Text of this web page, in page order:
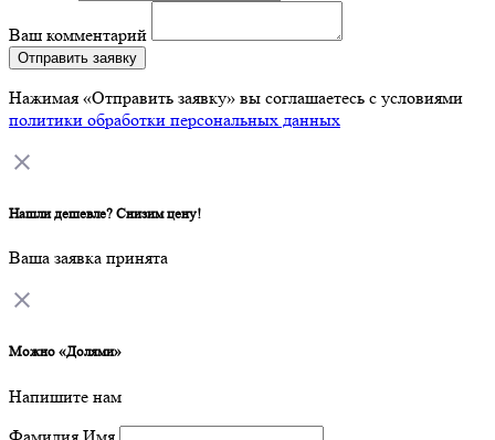
Ваш комментарий
Отправить заявку
Нажимая «Отправить заявку» вы соглашаетесь с условиями
политики обработки персональных данных
Нашли дешевле? Снизим цену!
Ваша заявка принята
Можно «Долями»
Напишите нам
Фамилия Имя